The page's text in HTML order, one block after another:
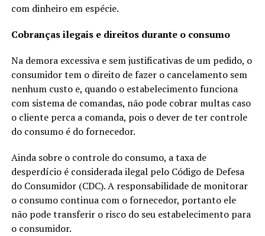
com dinheiro em espécie.
Cobranças ilegais e direitos durante o consumo
Na demora excessiva e sem justificativas de um pedido, o
consumidor tem o direito de fazer o cancelamento sem
nenhum custo e, quando o estabelecimento funciona
com sistema de comandas, não pode cobrar multas caso
o cliente perca a comanda, pois o dever de ter controle
do consumo é do fornecedor.
Ainda sobre o controle do consumo, a taxa de
desperdício é considerada ilegal pelo Código de Defesa
do Consumidor (CDC). A responsabilidade de monitorar
o consumo continua com o fornecedor, portanto ele
não pode transferir o risco do seu estabelecimento para
o consumidor.